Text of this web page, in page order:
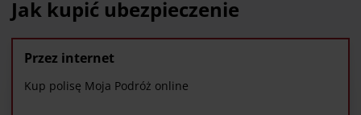
Jak kupić ubezpieczenie
Przez internet
Kup polisę Moja Podróż online